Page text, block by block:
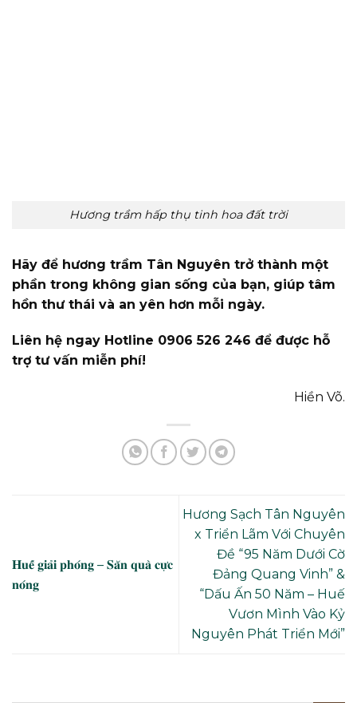
Hương trầm hấp thụ tinh hoa đất trời
Hãy để hương trầm Tân Nguyên trở thành một
phần trong không gian sống của bạn, giúp tâm
hồn thư thái và an yên hơn mỗi ngày.
Liên hệ ngay Hotline 0906 526 246 để được hỗ
trợ tư vấn miễn phí!
Hiền Võ.
𝐇𝐮𝐞̂́ 𝐠𝐢𝐚̉𝐢 𝐩𝐡𝐨́𝐧𝐠 – 𝐒𝐚̆𝐧 𝐪𝐮𝐚̀ 𝐜𝐮̛̣𝐜
𝐧𝐨́𝐧𝐠
Hương Sạch Tân Nguyên
x Triển Lãm Với Chuyên
Đề “95 Năm Dưới Cờ
Đảng Quang Vinh” &
“Dấu Ấn 50 Năm – Huế
Vươn Mình Vào Kỷ
Nguyên Phát Triển Mới”